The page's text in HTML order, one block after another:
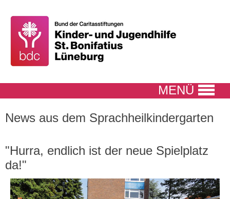
MENÜ
News aus dem Sprachheilkindergarten
"Hurra, endlich ist der neue Spielplatz
da!"